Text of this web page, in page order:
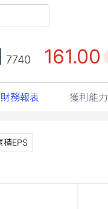
7740 161.00
財務報表 獲利能力
積EPS